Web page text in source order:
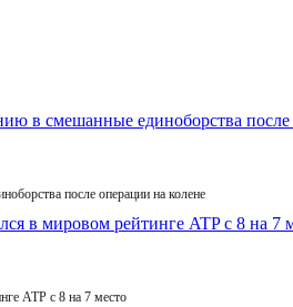
после операции на колене
ATP с 8 на 7 место